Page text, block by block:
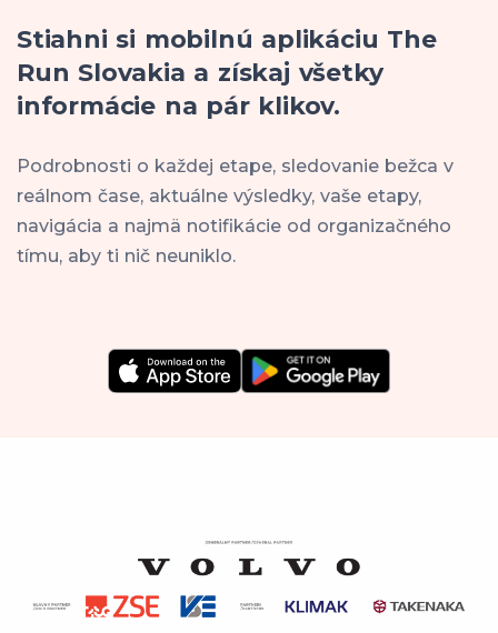
Stiahni si mobilnú aplikáciu The
Run Slovakia a získaj všetky
informácie na pár klikov.
Podrobnosti o každej etape, sledovanie bežca v
reálnom čase, aktuálne výsledky, vaše etapy,
navigácia a najmä notifikácie od organizačného
tímu, aby ti nič neuniklo.